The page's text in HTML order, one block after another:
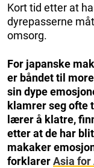
Kort tid etter at
dyrepasserne
omsorg.
For japanske
er båndet til
sin dype
klamrer seg ofte
lærer å klatre,
etter at de har
makaker
forklarerAsia for